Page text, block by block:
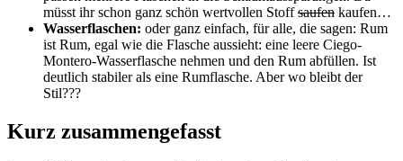
müsst ihr schon ganz schön wertvollen Stoffsaufen kaufen…
Wasserflaschen: oder ganz einfach, für alle, die sagen: Rum
ist Rum, egal wie die Flasche aussieht: eine leere Ciego-
Montero-Wasserflasche nehmen und den Rum abfüllen. Ist
deutlich stabiler als eine Rumflasche. Aber wo bleibt der
Stil???
Kurz zusammengefasst